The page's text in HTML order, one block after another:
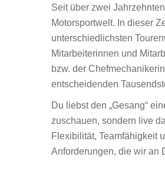
Seit über zwei
Motorsportwelt. In dieser
unterschiedlichsten
Mitarbeiterinnen und
bzw. der
entscheidenden
Du liebst den „Gesang“
zuschauen, sondern live
Flexibilität, Teamfähigkeit
Anforderungen, die wir an